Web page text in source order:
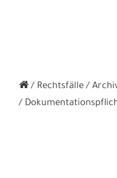
Rechtsfälle